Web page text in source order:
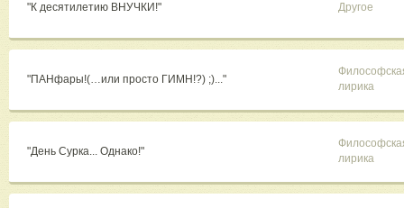
"К десятилетию ВНУЧКИ!" Другое
"ПАНфары!(…или просто ГИМН!?) ;)..."
лирика
"День Сурка... Однако!"
лирика